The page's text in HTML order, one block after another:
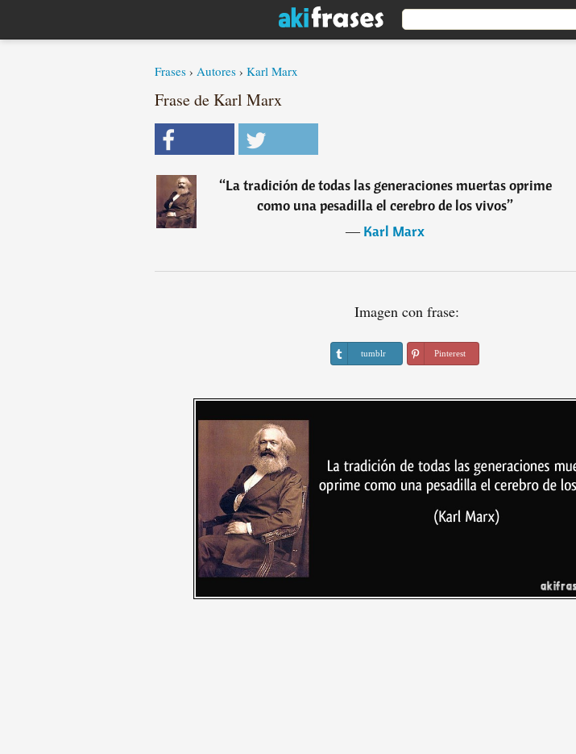
Frases › Autores › Karl Marx
Frase de Karl Marx
“La tradición de todas las generaciones muertas oprime
como una pesadilla el cerebro de los vivos”
―Karl Marx
Imagen con frase:
tumblr Pinterest